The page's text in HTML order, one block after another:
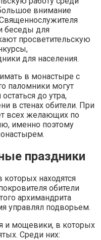
внимание
беседы для
просветительскую
для населения.
в монастыре с
паломники могут
до утра,
в стенах обители. При
всех желающих по
именно поэтому
праздники
которых находятся
обители
архимандрита
управлял подворьем.
и мощевики, в которых
Среди них: